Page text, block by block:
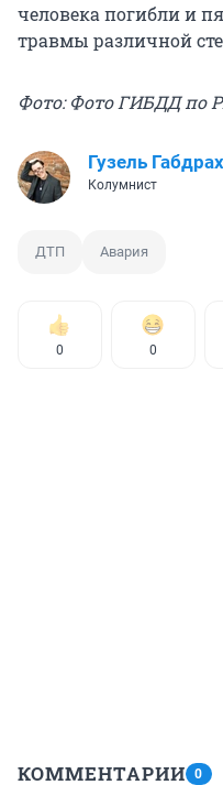
человека погибли и
травмы различной
Фото: Фото ГИБДД по
Гузель
Колумнист
ДТП Авария
0 0
КОММЕНТАРИИ 0